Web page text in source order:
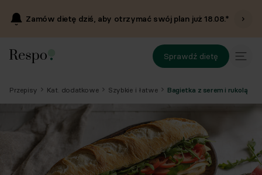
Zamów dietę dziś, aby otrzymać swój plan już18.08.*
Sprawdź dietę
Przepisy Kat. dodatkowe Szybkie i łatwe Bagietka z serem i rukolą